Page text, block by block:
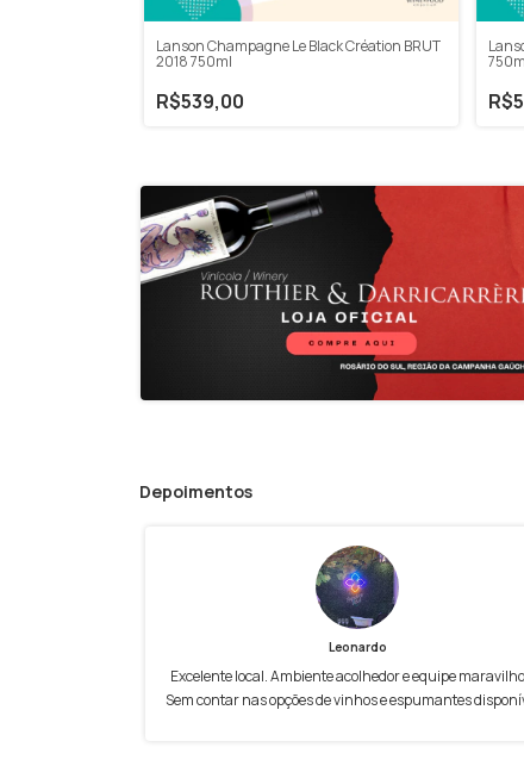
Lanson Champagne Le Black Création BRUT
2018 750ml
R$539,00
Depoimentos
Leonardo
Excelente local. Ambiente acolhedor e equipe
Sem contar nas opções de vinhos e espumantes